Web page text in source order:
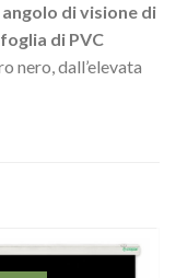
angolo di visione di
di PVC
nero, dall’elevata